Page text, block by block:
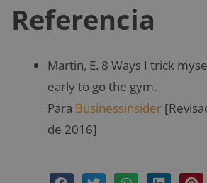
Referencia
Martin, E. 8 Ways I trick
early to go the gym.
Para Businessinsider
de 2016]